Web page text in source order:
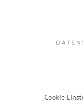
Cookie